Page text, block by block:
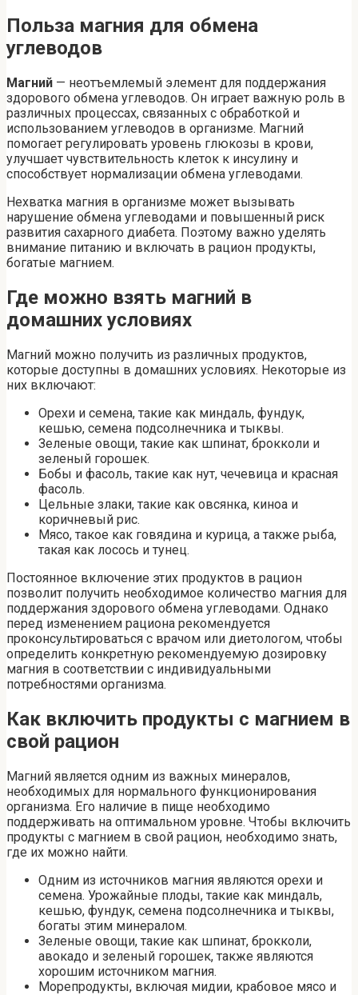
Польза магния для обмена
углеводов
Магний — неотъемлемый элемент для поддержания
здорового обмена углеводов. Он играет важную роль в
различных процессах, связанных с обработкой и
использованием углеводов в организме. Магний
помогает регулировать уровень глюкозы в крови,
улучшает чувствительность клеток к инсулину и
способствует нормализации обмена углеводами.
Нехватка магния в организме может вызывать
нарушение обмена углеводами и повышенный риск
развития сахарного диабета. Поэтому важно уделять
внимание питанию и включать в рацион продукты,
богатые магнием.
Где можно взять магний в
домашних условиях
Магний можно получить из различных продуктов,
которые доступны в домашних условиях. Некоторые из
них включают:
Орехи и семена, такие как миндаль, фундук,
кешью, семена подсолнечника и тыквы.
Зеленые овощи, такие как шпинат, брокколи и
зеленый горошек.
Бобы и фасоль, такие как нут, чечевица и красная
фасоль.
Цельные злаки, такие как овсянка, киноа и
коричневый рис.
Мясо, такое как говядина и курица, а также рыба,
такая как лосось и тунец.
Постоянное включение этих продуктов в рацион
позволит получить необходимое количество магния для
поддержания здорового обмена углеводами. Однако
перед изменением рациона рекомендуется
проконсультироваться с врачом или диетологом, чтобы
определить конкретную рекомендуемую дозировку
магния в соответствии с индивидуальными
потребностями организма.
Как включить продукты с магнием в
свой рацион
Магний является одним из важных минералов,
необходимых для нормального функционирования
организма. Его наличие в пище необходимо
поддерживать на оптимальном уровне. Чтобы включить
продукты с магнием в свой рацион, необходимо знать,
где их можно найти.
Одним из источников магния являются орехи и
семена. Урожайные плоды, такие как миндаль,
кешью, фундук, семена подсолнечника и тыквы,
богаты этим минералом.
Зеленые овощи, такие как шпинат, брокколи,
авокадо и зеленый горошек, также являются
хорошим источником магния.
Морепродукты, включая мидии, крабовое мясо и